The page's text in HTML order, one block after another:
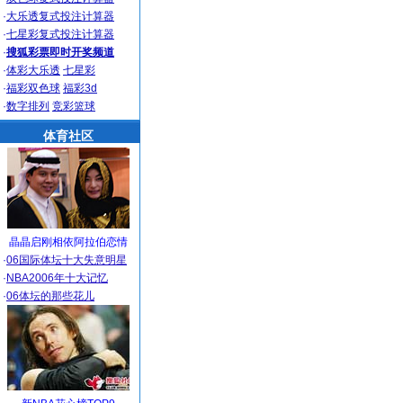
·大乐透复式投注计算器
·七星彩复式投注计算器
·搜狐彩票即时开奖频道
·体彩大乐透 七星彩
·福彩双色球 福彩3d
·数字排列 竞彩篮球
体育社区
晶晶启刚相依阿拉伯恋情
·06国际体坛十大失意明星
· NBA2006年十大记忆
·06体坛的那些花儿